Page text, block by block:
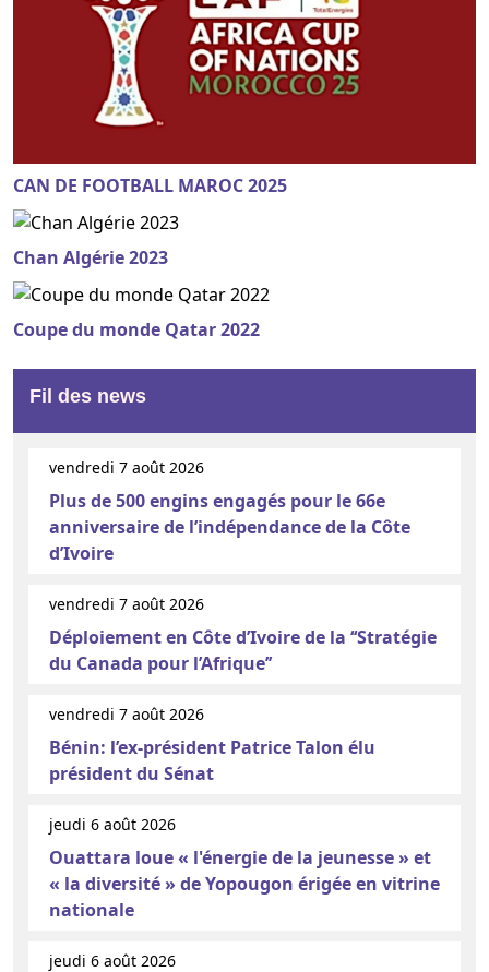
CAN DE FOOTBALL MAROC 2025
Chan Algérie 2023
Coupe du monde Qatar 2022
Fil des news
vendredi 7 août 2026
Plus de 500 engins engagés pour le 66e
anniversaire de l’indépendance de la Côte
d’Ivoire
vendredi 7 août 2026
Déploiement en Côte d’Ivoire de la ‘‘Stratégie
du Canada pour l’Afrique’’
vendredi 7 août 2026
Bénin: l’ex-président Patrice Talon élu
président du Sénat
jeudi 6 août 2026
Ouattara loue « l'énergie de la jeunesse » et
« la diversité » de Yopougon érigée en vitrine
nationale
jeudi 6 août 2026